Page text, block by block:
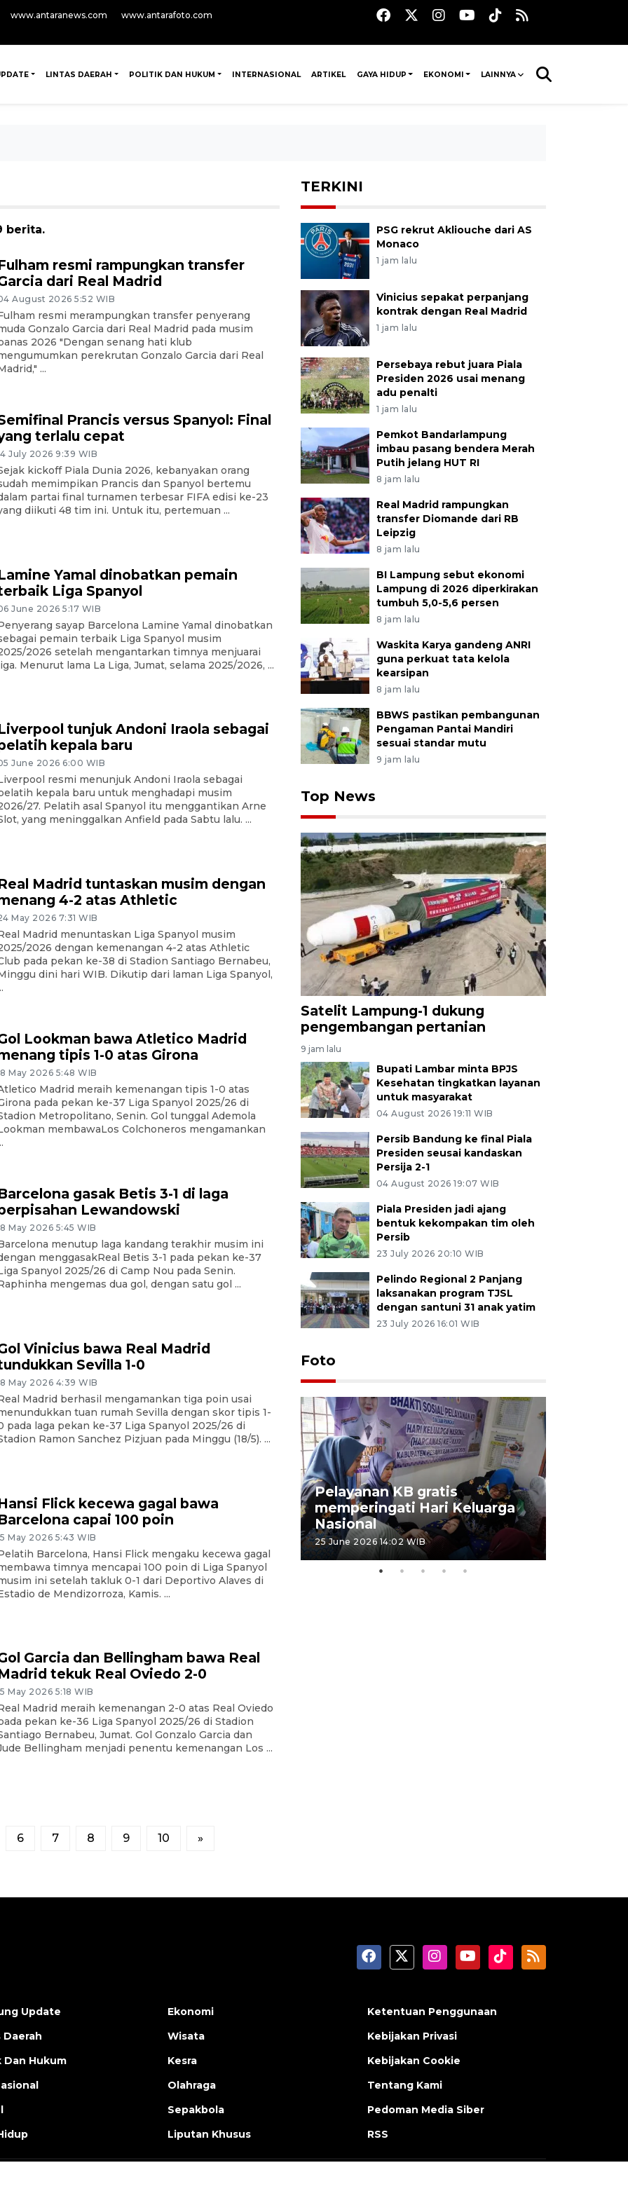
www.antaranews.com www.antarafoto.com
LINTAS DAERAH POLITIK DAN HUKUM INTERNASIONAL ARTIKEL GAYA HIDUP EKONOMI LAINNYA
berita.
resmi rampungkan transfer
dari Real Madrid
August 2026 5:52 WIB
resmi merampungkan transfer penyerang
Gonzalo Garcia dari Real Madrid pada musim
2026 "Dengan senang hati klub
perekrutan Gonzalo Garcia dari Real
...
Prancis versus Spanyol: Final
terlalu cepat
July 2026 9:39 WIB
kickoff Piala Dunia 2026, kebanyakan orang
memimpikan Prancis dan Spanyol bertemu
partai final turnamen terbesar FIFA edisi ke-23
diikuti 48 tim ini. Untuk itu, pertemuan ...
Yamal dinobatkan pemain
Liga Spanyol
June 2026 5:17 WIB
sayap Barcelona Lamine Yamal dinobatkan
pemain terbaik Liga Spanyol musim
2026 setelah mengantarkan timnya menjuarai
Menurut lama La Liga, Jumat, selama 2025/2026, ...
tunjuk Andoni Iraola sebagai
kepala baru
June 2026 6:00 WIB
resmi menunjuk Andoni Iraola sebagai
kepala baru untuk menghadapi musim
27. Pelatih asal Spanyol itu menggantikan Arne
yang meninggalkan Anfield pada Sabtu lalu. ...
Madrid tuntaskan musim dengan
4-2 atas Athletic
May 2026 7:31 WIB
Madrid menuntaskan Liga Spanyol musim
2026 dengan kemenangan 4-2 atas Athletic
pada pekan ke-38 di Stadion Santiago Bernabeu,
dini hari WIB. Dikutip dari laman Liga Spanyol,
Lookman bawa Atletico Madrid
tipis 1-0 atas Girona
May 2026 5:48 WIB
Madrid meraih kemenangan tipis 1-0 atas
pada pekan ke-37 Liga Spanyol 2025/26 di
Metropolitano, Senin. Gol tunggal Ademola
membawaLos Colchoneros mengamankan
gasak Betis 3-1 di laga
Lewandowski
May 2026 5:45 WIB
menutup laga kandang terakhir musim ini
menggasakReal Betis 3-1 pada pekan ke-37
Spanyol 2025/26 di Camp Nou pada Senin.
mengemas dua gol, dengan satu gol ...
Vinicius bawa Real Madrid
Sevilla 1-0
May 2026 4:39 WIB
Madrid berhasil mengamankan tiga poin usai
tuan rumah Sevilla dengan skor tipis 1-
pada laga pekan ke-37 Liga Spanyol 2025/26 di
Ramon Sanchez Pizjuan pada Minggu (18/5). ...
Flick kecewa gagal bawa
capai 100 poin
May 2026 5:43 WIB
Barcelona, Hansi Flick mengaku kecewa gagal
timnya mencapai 100 poin di Liga Spanyol
ini setelah takluk 0-1 dari Deportivo Alaves di
de Mendizorroza, Kamis. ...
Garcia dan Bellingham bawa Real
tekuk Real Oviedo 2-0
May 2026 5:18 WIB
Madrid meraih kemenangan 2-0 atas Real Oviedo
pekan ke-36 Liga Spanyol 2025/26 di Stadion
Bernabeu, Jumat. Gol Gonzalo Garcia dan
Bellingham menjadi penentu kemenangan Los ...
6 7 8 9 10 »
TERKINI
PSG rekrut Akliouche dari AS
Monaco
1 jam lalu
Vinicius sepakat perpanjang
kontrak dengan Real Madrid
1 jam lalu
Persebaya rebut juara Piala
Presiden 2026 usai menang
adu penalti
1 jam lalu
Pemkot Bandarlampung
imbau pasang bendera Merah
Putih jelang HUT RI
8 jam lalu
Real Madrid rampungkan
transfer Diomande dari RB
Leipzig
8 jam lalu
BI Lampung sebut ekonomi
Lampung di 2026 diperkirakan
tumbuh 5,0-5,6 persen
8 jam lalu
Waskita Karya gandeng ANRI
guna perkuat tata kelola
kearsipan
8 jam lalu
BBWS pastikan pembangunan
Pengaman Pantai Mandiri
sesuai standar mutu
9 jam lalu
Top News
Satelit Lampung-1 dukung
pengembangan pertanian
9 jam lalu
Bupati Lambar minta BPJS
Kesehatan tingkatkan layanan
untuk masyarakat
04 August 2026 19:11 WIB
Persib Bandung ke final Piala
Presiden seusai kandaskan
Persija 2-1
04 August 2026 19:07 WIB
Piala Presiden jadi ajang
bentuk kekompakan tim oleh
Persib
23 July 2026 20:10 WIB
Pelindo Regional 2 Panjang
laksanakan program TJSL
dengan santuni 31 anak yatim
23 July 2026 16:01 WIB
Foto
Lampung naik pada Maret
2026
12 May 2026 15:06 WIB
Pelayanan KB gratis
memperingati Hari Keluarga
Nasional
25 June 2026 14:02 WIB
Update
Dan Hukum
Ekonomi
Wisata
Kesra
Olahraga
Sepakbola
Liputan Khusus
Ketentuan Penggunaan
Kebijakan Privasi
Kebijakan Cookie
Tentang Kami
Pedoman Media Siber
RSS